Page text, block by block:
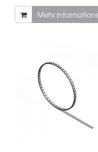
Mehr